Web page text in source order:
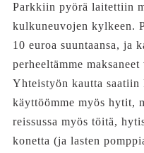
Parkkiin pyörä laitettiin
kulkuneuvojen kylkeen.
10 euroa suuntaansa, ja
perheeltämme
Yhteistyön kautta
käyttöömme myös hytit,
reissussa myös töitä,
konetta (ja lasten